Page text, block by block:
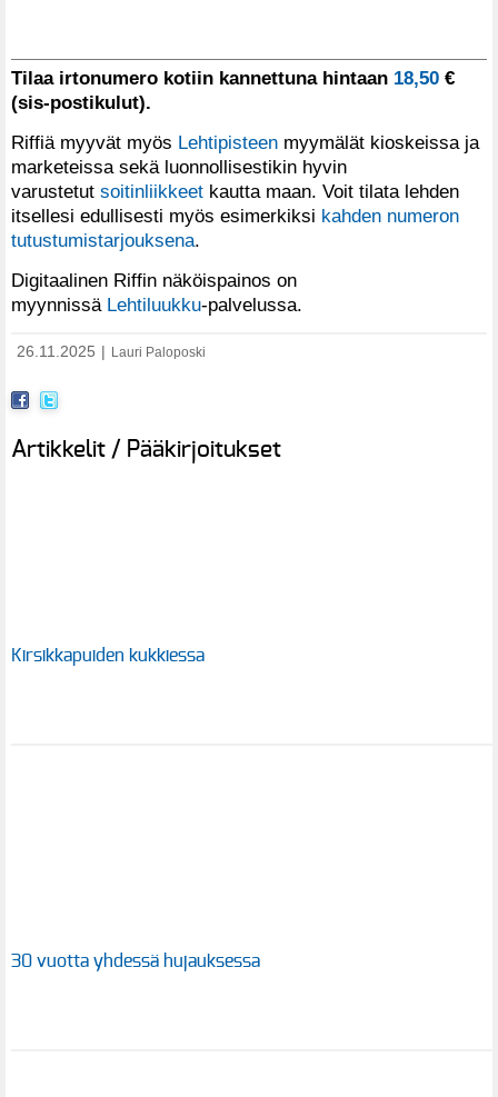
Tilaa irtonumero kotiin kannettuna hintaan 18,50 €
(sis-postikulut).
Riffiä myyvät myös Lehtipisteen myymälät kioskeissa ja
marketeissa sekä luonnollisestikin hyvin
varustetut soitinliikkeet kautta maan. Voit tilata lehden
itsellesi edullisesti myös esimerkiksi kahden numeron
tutustumistarjouksena.
Digitaalinen Riffin näköispainos on
myynnissä Lehtiluukku-palvelussa.
26.11.2025 | Lauri Paloposki
Artikkelit / Pääkirjoitukset
Kirsikkapuiden kukkiessa
30 vuotta yhdessä hujauksessa